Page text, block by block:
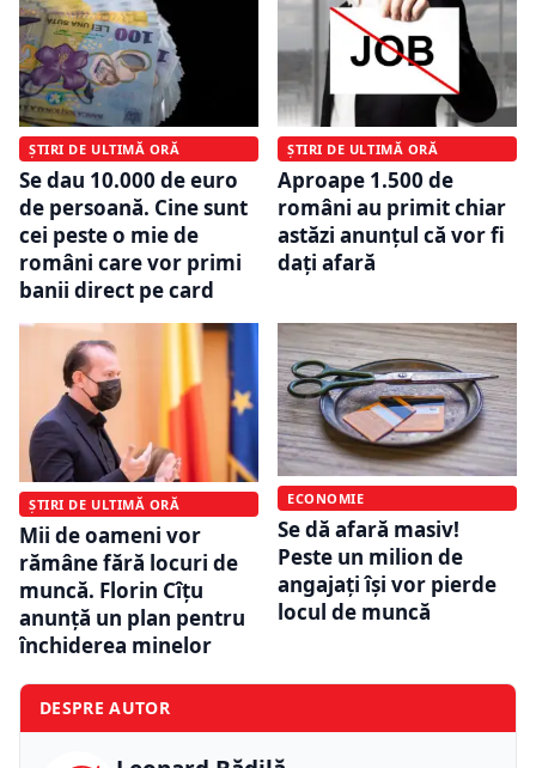
ȘTIRI DE ULTIMĂ ORĂ
Se dau 10.000 de euro
de persoană. Cine sunt
cei peste o mie de
români care vor primi
banii direct pe card
ȘTIRI DE ULTIMĂ ORĂ
Aproape 1.500 de
români au primit chiar
astăzi anunțul că vor fi
dați afară
ȘTIRI DE ULTIMĂ ORĂ
Mii de oameni vor
rămâne fără locuri de
muncă. Florin Cîțu
anunță un plan pentru
închiderea minelor
ECONOMIE
Se dă afară masiv!
Peste un milion de
angajați își vor pierde
locul de muncă
DESPRE AUTOR